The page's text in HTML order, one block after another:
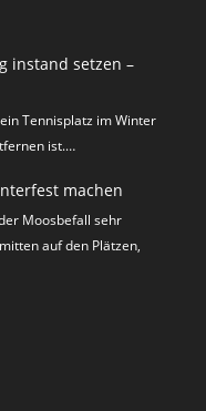
instand setzen –
Tennisplatz im Winter
ist.…
machen
Moosbefall sehr
auf den Plätzen,